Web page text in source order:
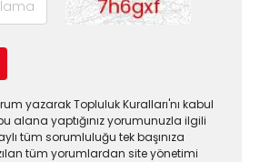
yazarak Topluluk Kuralları'nı kabul
alana yaptığınız yorumunuzla ilgili
tüm sorumluluğu tek başınıza
tüm yorumlardan site yönetimi